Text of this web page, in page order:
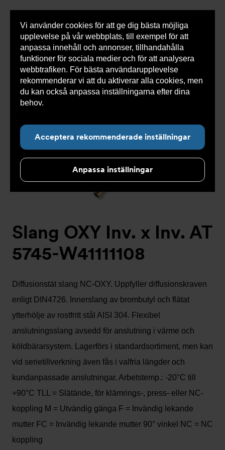
Vi använder cookies för att ge dig bästa möjliga
upplevelse på vår webbplats, till exempel för att
anpassa innehåll och annonser, tillhandahålla
funktioner för sociala medier och för att analysera
webbtrafiken. För bästa användarupplevelse
rekommenderar vi att du aktiverar alla cookies, men
du kan också anpassa inställningarna efter dina
behov.
Acceptera rekommenderade inställningar
Anpassa inställningar
0 varorSnabborder
Du
här:
Armatec > Produkter > Kyla > Slang >
Slang
OXY
> Slang OXY AT 5745- >
Slang OXY Inv. x Inv. AT
5745-W41111108
Slang OXY Inv. x Inv. AT
5745-W41111108
Diffusionstät slang NC-OXY. Uppfyller diffusionskraven
enligt DIN4726. Innerslang av brombutyl och flätat
ytterhölje av rostfritt stål AISI 304. Flexibel
anslutningsslang avsedd för anslutning i värme och
köldbärarsystem. Lagerförs i standardsortiment, men kan
vid serietillverkning även fås i valfria längder och
kundanpassade anslutningar. Arbetstemp.: -20°C till
+90°C TLL = Slätände, för klämrings-, press- eller NC-
koppling M = Utvändig gänga F = Invändig lekande
mutter FC = Invändig lekande mutter 90° vinkel NC = NC
koppling